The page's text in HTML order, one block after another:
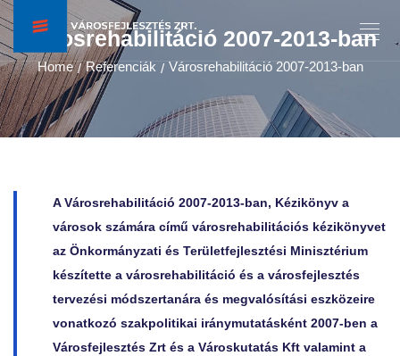
Városrehabilitáció 2007-2013-ban
Home / Referenciák / Városrehabilitáció 2007-2013-ban
A Városrehabilitáció 2007-2013-ban, Kézikönyv a
városok számára című városrehabilitációs kézikönyvet
az Önkormányzati és Területfejlesztési Minisztérium
készítette a városrehabilitáció és a városfejlesztés
tervezési módszertanára és megvalósítási eszközeire
vonatkozó szakpolitikai iránymutatásként 2007-ben a
Városfejlesztés Zrt és a Városkutatás Kft valamint a